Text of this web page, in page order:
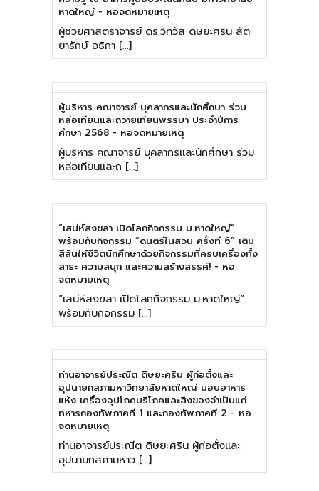
หาดใหญ่ - หอจดหมายเหตุ
ผู้ช่วยศาสตราจารย์ ดร.วิทวัส ดิษยะศริน สัต
ยารักษ์ อธิกา […]
ผู้บริหาร คณาจารย์ บุคลากรและนักศึกษา ร่วม
หล่อเทียนและถวายเทียนพรรษา ประจำปีการ
ศึกษา 2568 - หอจดหมายเหตุ
ผู้บริหาร คณาจารย์ บุคลากรและนักศึกษา ร่วม
หล่อเทียนและถ […]
“เสน่ห์สงขลา เปิดโลกกิจกรรม ม.หาดใหญ่”
พร้อมกับกิจกรรม “ดนตรีในสวน ครั้งที่ 6” เติม
สีสันให้ชีวิตนักศึกษาด้วยกิจกรรมที่ครบเครื่องทั้ง
สาระ ความสนุก และความสร้างสรรค์! - หอ
จดหมายเหตุ
“เสน่ห์สงขลา เปิดโลกกิจกรรม ม.หาดใหญ่”
พร้อมกับกิจกรรม […]
ท่านอาจารย์ประณีต ดิษยะศริน ผู้ก่อตั้งและ
อุปนายกสภามหาวิทยาลัยหาดใหญ่ มอบอาหาร
แห้ง เครื่องอุปโภคบริโภคและสิ่งของจำเป็นแก่
ทหารกองทัพภาคที่ 1 และกองทัพภาคที่ 2 - หอ
จดหมายเหตุ
ท่านอาจารย์ประณีต ดิษยะศริน ผู้ก่อตั้งและ
อุปนายกสภามหาว […]